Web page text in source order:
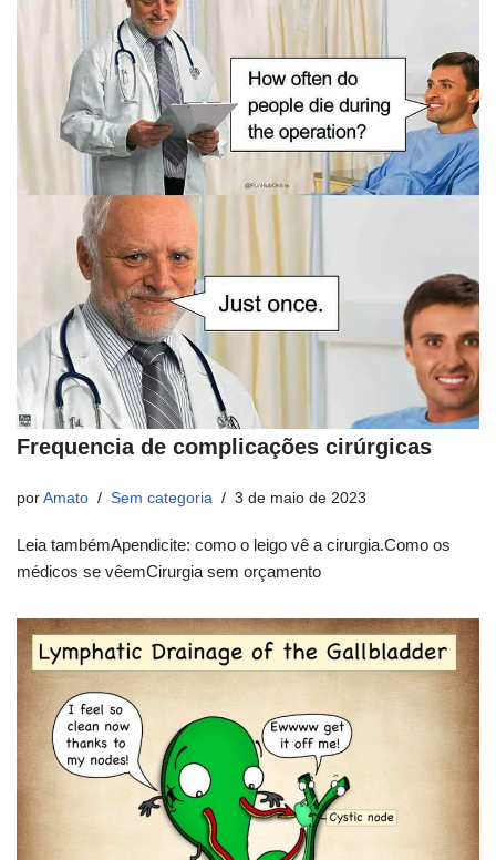
Frequencia de complicações cirúrgicas
por Amato Sem categoria 3 de maio de 2023
Leia tambémApendicite: como o leigo vê a cirurgia.Como os
médicos se vêemCirurgia sem orçamento